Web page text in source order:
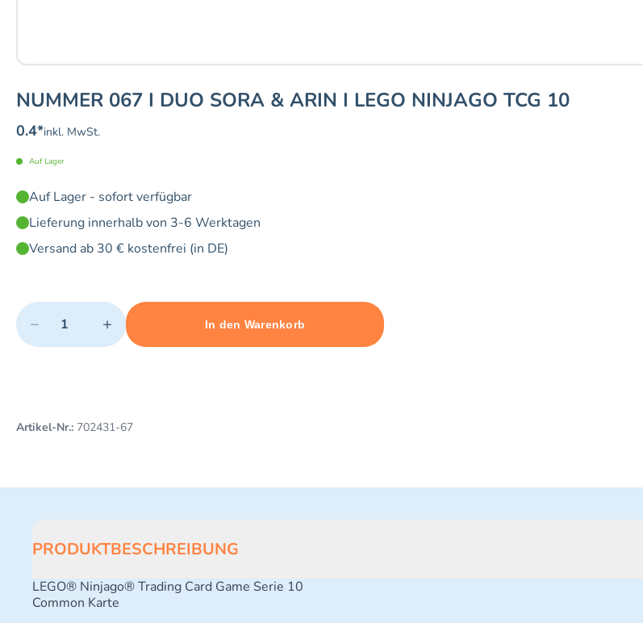
NUMMER 067 I DUO SORA & ARIN I LEGO NINJAGO TCG 10
0.4*inkl. MwSt.
Auf Lager
Auf Lager - sofort verfügbar
Lieferung innerhalb von 3-6 Werktagen
Versand ab 30 € kostenfrei (in DE)
Quantity
− +
Minimum quantity: 1 Maximum quantity: 3
In den Warenkorb
Add 1 item to cart
Artikel-Nr.: 702431-67
PRODUKTBESCHREIBUNG
LEGO® Ninjago® Trading Card Game Serie 10
Common Karte